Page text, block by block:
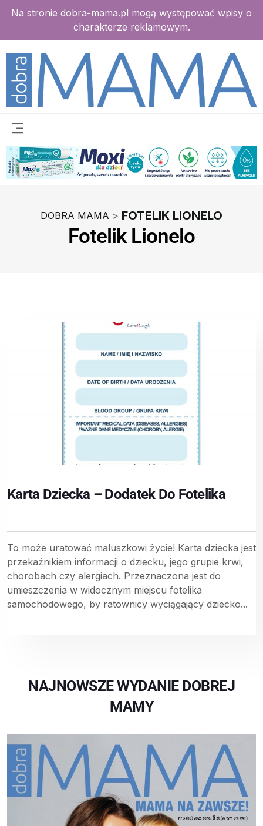
Na stronie dobra-mama.pl mogą występować wpisy o
charakterze reklamowym.
DOBRA MAMA > FOTELIK LIONELO
Fotelik Lionelo
Karta Dziecka – Dodatek Do Fotelika
To może uratować maluszkowi życie! Karta dziecka jest
przekaźnikiem informacji o dziecku, jego grupie krwi,
chorobach czy alergiach. Przeznaczona jest do
umieszczenia w widocznym miejscu fotelika
samochodowego, by ratownicy wyciągający dziecko...
NAJNOWSZE WYDANIE DOBREJ
MAMY